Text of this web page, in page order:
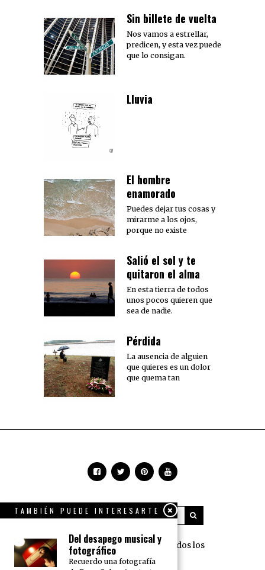
Sin billete de vuelta
Nos vamos a estrellar,
predicen, y esta vez puede
que lo consigan.
Lluvia
El hombre
enamorado
Puedes dejar tus cosas y
mirarme a los ojos,
porque no existe
Salió el sol y te
quitaron el alma
En esta tierra de todos
unos pocos quieren que
sea de nadie.
Pérdida
La ausencia de alguien
que quieres es un dolor
que quema tan
360 Grados Press © 2018 Todos los
derechos reservados.
TAMBIÉN PUEDE INTERESARTE
Del desapego musical y
fotográfico
Recuerdo una fotografía